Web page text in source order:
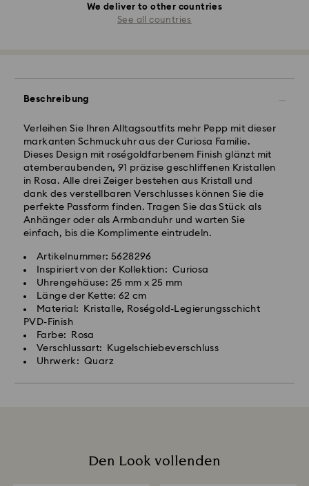
We deliver to other countries
See all countries
Beschreibung
Verleihen Sie Ihren Alltagsoutfits mehr Pepp mit dieser
markanten Schmuckuhr aus der Curiosa Familie.
Dieses Design mit roségoldfarbenem Finish glänzt mit
atemberaubenden, 91 präzise geschliffenen Kristallen
in Rosa. Alle drei Zeiger bestehen aus Kristall und
dank des verstellbaren Verschlusses können Sie die
perfekte Passform finden. Tragen Sie das Stück als
Anhänger oder als Armbanduhr und warten Sie
einfach, bis die Komplimente eintrudeln.
Artikelnummer: 5628296
Inspiriert von der Kollektion: Curiosa
Uhrengehäuse: 25 mm x 25 mm
Länge der Kette: 62 cm
Material: Kristalle, Roségold-Legierungsschicht
PVD-Finish
Farbe: Rosa
Verschlussart: Kugelschiebeverschluss
Uhrwerk: Quarz
Den Look vollenden